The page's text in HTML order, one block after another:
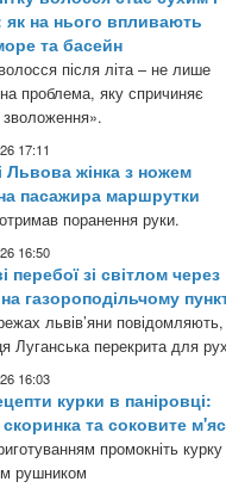
на нього впливають
та басейн
після літа – не лише
проблема, яку спричиняє
зволоження».
17:11
Львова жінка з ножем
пасажира маршрутки
поранення руки.
16:50
перебої зі світлом через
газороподільчому
львів’яни повідомляють,
Луганська перекрита для
16:03
курки в паніровці:
скоринка та соковите
промокніть курку
рушником